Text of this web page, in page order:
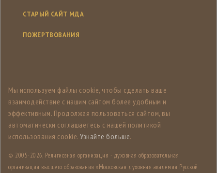
СТАРЫЙ САЙТ МДА
ПОЖЕРТВОВАНИЯ
Мы используем файлы cookie, чтобы сделать ваше
взаимодействие с нашим сайтом более удобным и
эффективным. Продолжая пользоваться сайтом, вы
автоматически соглашаетесь с нашей политикой
использования cookie. Узнайте больше.
© 2005-2026, Религиозная организация - духовная образовательная
организация высшего образования «Московская духовная академия Русской